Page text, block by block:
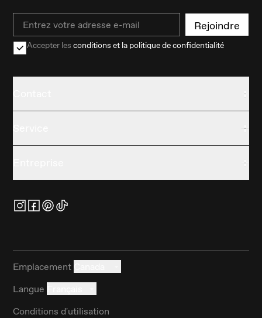
Email Rejoindre
Accepter lesconditions et la politique de confidentialité
Emplacement
Langue
Conditions d'utilisation